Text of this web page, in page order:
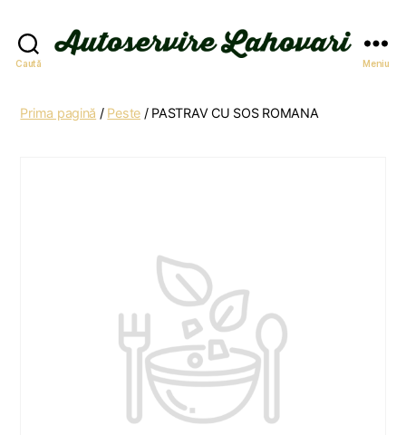
Caută Meniu
Prima pagină / Peste / PASTRAV CU SOS ROMANA